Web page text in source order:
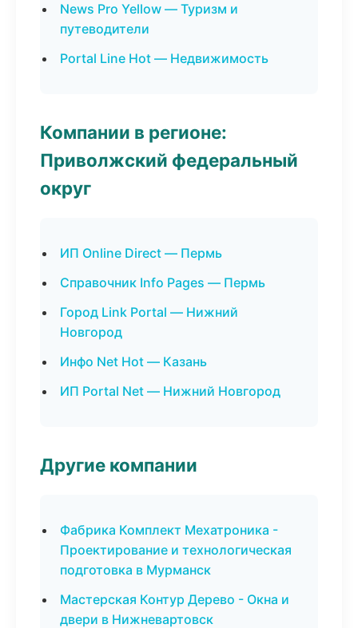
News Pro Yellow — Туризм и
путеводители
Portal Line Hot — Недвижимость
Компании в регионе:
Приволжский федеральный
округ
ИП Online Direct — Пермь
Справочник Info Pages — Пермь
Город Link Portal — Нижний
Новгород
Инфо Net Hot — Казань
ИП Portal Net — Нижний Новгород
Другие компании
Фабрика Комплект Мехатроника -
Проектирование и технологическая
подготовка в Мурманск
Мастерская Контур Дерево - Окна и
двери в Нижневартовск